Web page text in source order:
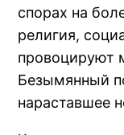
спорах на
религия,
Безымянный
нараставшее